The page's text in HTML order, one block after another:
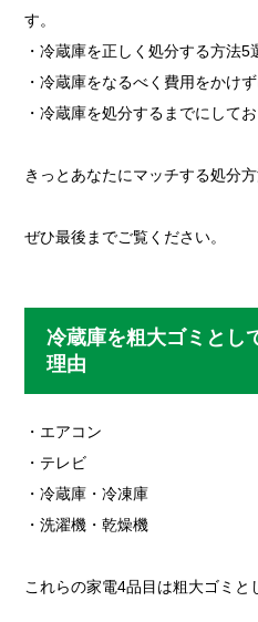
す。
・冷蔵庫を正しく処分する方法5
・冷蔵庫をなるべく費用をかけ
・冷蔵庫を処分するまでにして
きっとあなたにマッチする処分
ぜひ最後までご覧ください。
冷蔵庫を粗大ゴミとし
理由
・エアコン
・テレビ
・冷蔵庫・冷凍庫
・洗濯機・乾燥機
これらの家電4品目は粗大ゴミと